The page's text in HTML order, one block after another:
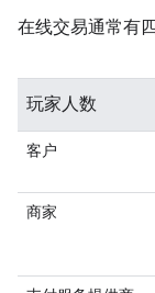
在线交易通常有
玩家人数
客户
商家